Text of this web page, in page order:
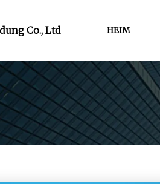
Co., Ltd HEIM